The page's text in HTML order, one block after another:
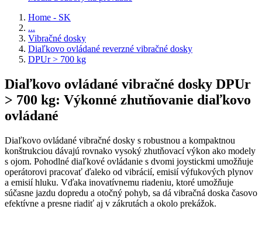
Home - SK
...
Vibračné dosky
Diaľkovo ovládané reverzné vibračné dosky
DPUr > 700 kg
Diaľkovo ovládané vibračné dosky DPUr
> 700 kg: Výkonné zhutňovanie diaľkovo
ovládané
Diaľkovo ovládané vibračné dosky s robustnou a kompaktnou
konštrukciou dávajú rovnako vysoký zhutňovací výkon ako modely
s ojom. Pohodlné diaľkové ovládanie s dvomi joystickmi umožňuje
operátorovi pracovať ďaleko od vibrácií, emisií výfukových plynov
a emisií hluku. Vďaka inovatívnemu riadeniu, ktoré umožňuje
súčasne jazdu dopredu a otočný pohyb, sa dá vibračná doska časovo
efektívne a presne riadiť aj v zákrutách a okolo prekážok.